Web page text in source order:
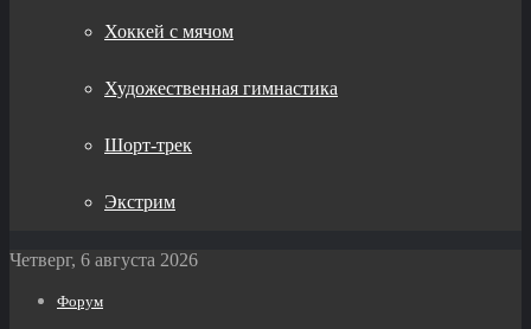
Хоккей с мячом
Художественная гимнастика
Шорт-трек
Экстрим
Четверг, 6 августа 2026
Форум